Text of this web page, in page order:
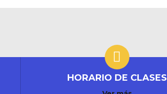
HORARIO DE CLASES